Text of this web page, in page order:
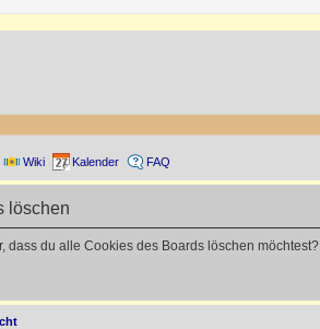
Wiki Kalender FAQ
löschen
dass du alle Cookies des Boards löschen möchtest?